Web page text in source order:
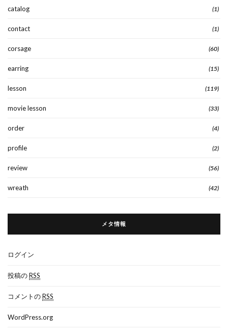
catalog (1)
contact (1)
corsage (60)
earring (15)
lesson (119)
movie lesson (33)
order (4)
profile (2)
review (56)
wreath (42)
メタ情報
ログイン
投稿のRSS
コメントのRSS
WordPress.org